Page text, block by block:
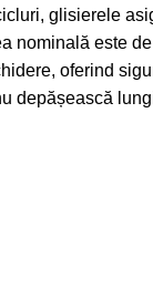
glisierele
nominală este
oferind
depășească